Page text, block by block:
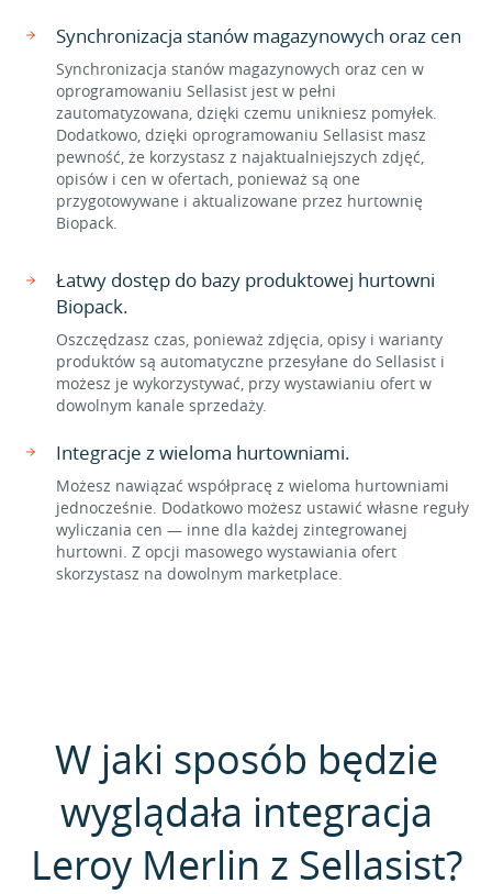
Synchronizacja stanów magazynowych oraz cen
Synchronizacja stanów magazynowych oraz cen w
oprogramowaniu Sellasist jest w pełni
zautomatyzowana, dzięki czemu unikniesz pomyłek.
Dodatkowo, dzięki oprogramowaniu Sellasist masz
pewność, że korzystasz z najaktualniejszych zdjęć,
opisów i cen w ofertach, ponieważ są one
przygotowywane i aktualizowane przez hurtownię
Biopack.
Łatwy dostęp do bazy produktowej hurtowni
Biopack.
Oszczędzasz czas, ponieważ zdjęcia, opisy i warianty
produktów są automatyczne przesyłane do Sellasist i
możesz je wykorzystywać, przy wystawianiu ofert w
dowolnym kanale sprzedaży.
Integracje z wieloma hurtowniami.
Możesz nawiązać współpracę z wieloma hurtowniami
jednocześnie. Dodatkowo możesz ustawić własne reguły
wyliczania cen — inne dla każdej zintegrowanej
hurtowni. Z opcji masowego wystawiania ofert
skorzystasz na dowolnym marketplace.
W jaki sposób będzie
wyglądała integracja
Leroy Merlin z Sellasist?